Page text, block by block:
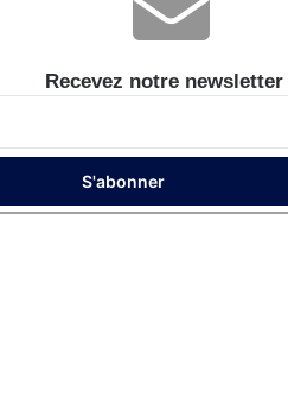
Recevez notre newsletter